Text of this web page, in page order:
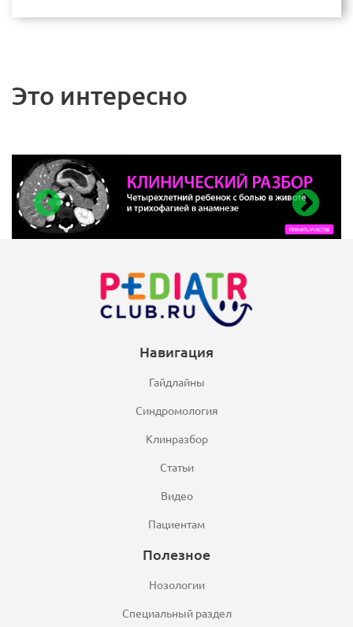
Это интересно
Навигация
Гайдлайны
Синдромология
Клинразбор
Статьи
Видео
Пациентам
Полезное
Нозологии
Специальный раздел